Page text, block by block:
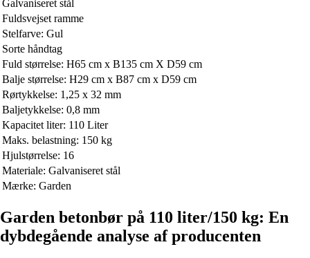
Galvaniseret stål
Fuldsvejset ramme
Stelfarve: Gul
Sorte håndtag
Fuld størrelse: H65 cm x B135 cm X D59 cm
Balje størrelse: H29 cm x B87 cm x D59 cm
Rørtykkelse: 1,25 x 32 mm
Baljetykkelse: 0,8 mm
Kapacitet liter: 110 Liter
Maks. belastning: 150 kg
Hjulstørrelse: 16
Materiale: Galvaniseret stål
Mærke: Garden
Garden betonbør på 110 liter/150 kg: En
dybdegående analyse af producenten